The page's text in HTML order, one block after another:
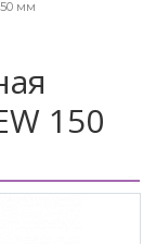
мм
150